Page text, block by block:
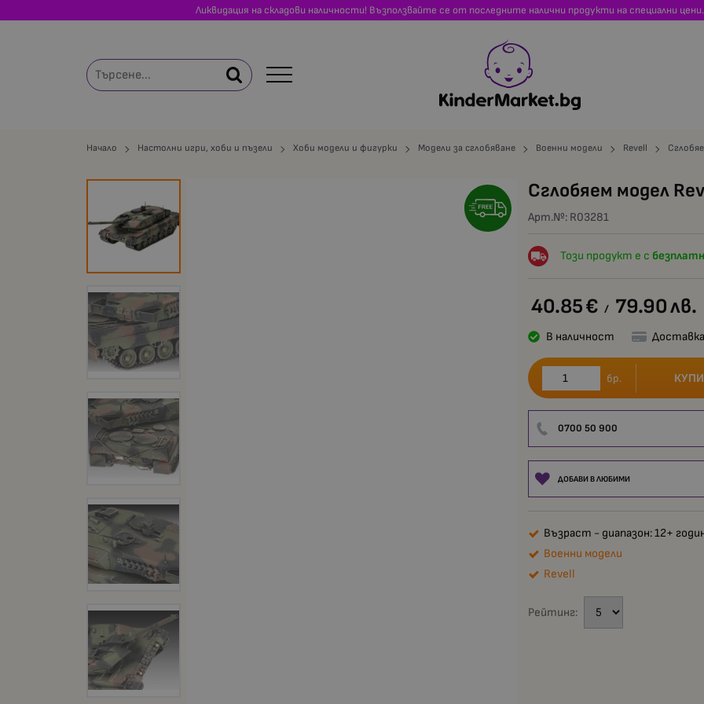
Ликвидация на складови наличности! Възползвайте се от последните налични продукти на специални
Начало Настолни игри, хоби и пъзели Хоби модели и фигурки Модели за сглобяване Военни модели Revell
Сглобяем модел
Арт.№: R03281
Този продукт е с
40.85€ / 79.90лв.
В наличност
бр. КУПИ
0700 50 900
ДОБАВИ В ЛЮБИМИ
Възраст - диапазон: 12+
Военни модели
Revell
Рейтинг: